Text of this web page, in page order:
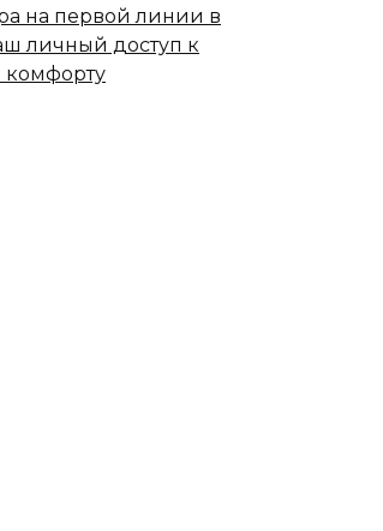
на первой линии в
личный доступ к